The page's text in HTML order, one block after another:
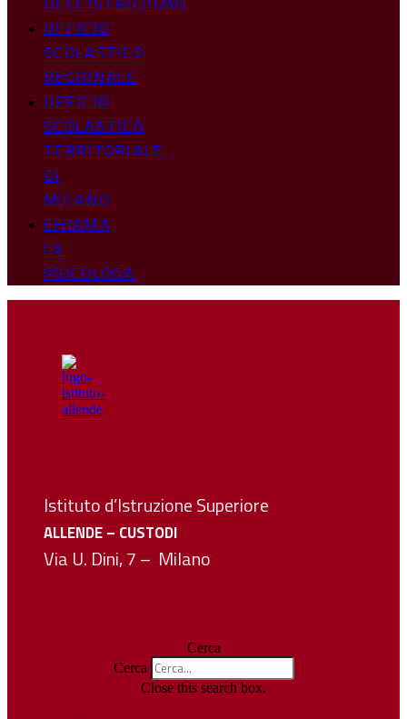
UFFICIO
SCOLASTICO
REGIONALE
UFFICIO
SCOLASTICO
TERRITORIALE
DI
MILANO
CHIAMA
LA
PSICOLOGA
Istituto d’Istruzione Superiore
ALLENDE – CUSTODI
Via U. Dini, 7 – Milano
Cerca
Cerca
Close this search box.